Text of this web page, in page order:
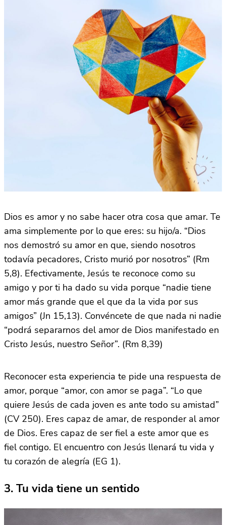
Dios es amor y no sabe hacer otra cosa que amar. Te
ama simplemente por lo que eres: su hijo/a. “Dios
nos demostró su amor en que, siendo nosotros
todavía pecadores, Cristo murió por nosotros” (Rm
5,8). Efectivamente, Jesús te reconoce como su
amigo y por ti ha dado su vida porque “nadie tiene
amor más grande que el que da la vida por sus
amigos” (Jn 15,13). Convéncete de que nada ni nadie
“podrá separarnos del amor de Dios manifestado en
Cristo Jesús, nuestro Señor”. (Rm 8,39)
Reconocer esta experiencia te pide una respuesta de
amor, porque “amor, con amor se paga”. “Lo que
quiere Jesús de cada joven es ante todo su amistad”
(CV 250). Eres capaz de amar, de responder al amor
de Dios. Eres capaz de ser fiel a este amor que es
fiel contigo. El encuentro con Jesús llenará tu vida y
tu corazón de alegría (EG 1).
3. Tu vida tiene un sentido